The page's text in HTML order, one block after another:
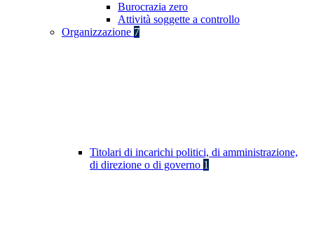
Burocrazia zero
Attività soggette a controllo
Organizzazione 7
Titolari di incarichi politici, di amministrazione,
di direzione o di governo 1